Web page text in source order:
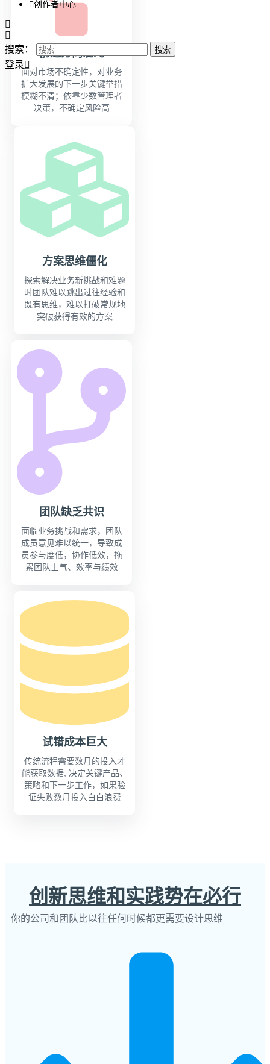
创作者中心
搜索：
登录
前进方向混沌
面对市场不确定性，对业务
扩大发展的下一步关键举措
模糊不清；依靠少数管理者
决策，不确定风险高
方案思维僵化
探索解决业务新挑战和难题
时团队难以跳出过往经验和
既有思维，难以打破常规地
突破获得有效的方案
团队缺乏共识
面临业务挑战和需求，团队
成员意见难以统一，导致成
员参与度低，协作低效，拖
累团队士气、效率与绩效
试错成本巨大
传统流程需要数月的投入才
能获取数据, 决定关键产品、
策略和下一步工作，如果验
证失败数月投入白白浪费
创新思维和实践势在必行
你的公司和团队比以往任何时候都更需要设计思维